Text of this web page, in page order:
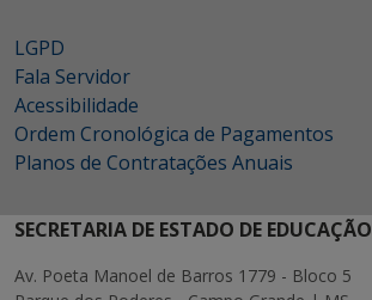
LGPD
Fala Servidor
Acessibilidade
Ordem Cronológica de Pagamentos
Planos de Contratações Anuais
SECRETARIA DE ESTADO DE EDUCAÇÃO
Av. Poeta Manoel de Barros 1779 - Bloco 5